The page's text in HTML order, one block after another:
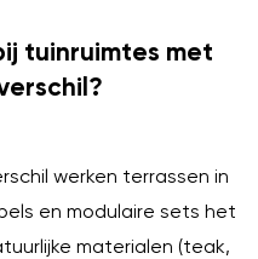
tuinruimtes met
werken terrassen in
en modulaire sets het
materialen (teak,